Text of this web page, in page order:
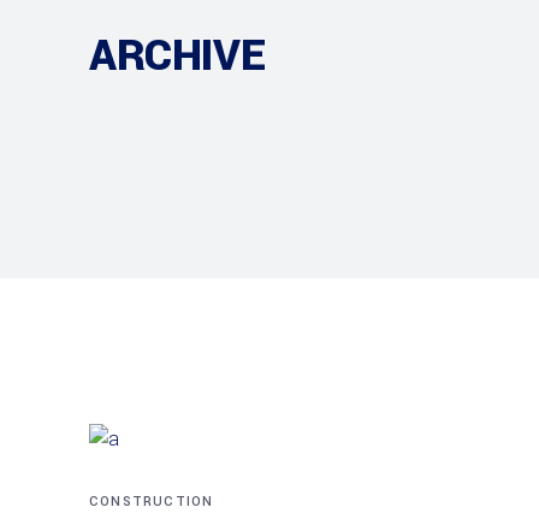
ARCHIVE
CONSTRUCTION